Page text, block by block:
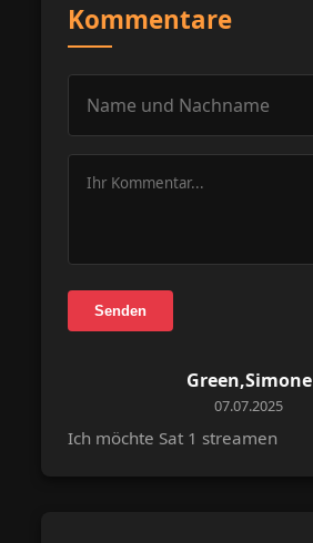
Kommentare
Senden
Green,Simone
07.07.2025
Ich möchte Sat 1 streamen